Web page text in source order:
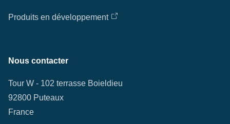
Produits en développement
Nous contacter
Tour W - 102 terrasse Boieldieu
92800 Puteaux
France